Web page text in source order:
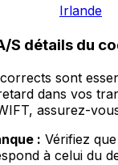
Irlande
S détails du
sont
dans vos
assurez-
: Vérifiez
à celui du